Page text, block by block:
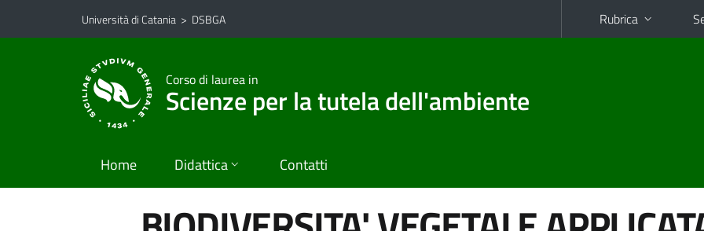
Vai al contenuto principale
Vai al menu di navigazione
Università di Catania > DSBGA Rubrica
Corso di laurea in
Scienze per la tutela dell'ambiente
Home Didattica Contatti